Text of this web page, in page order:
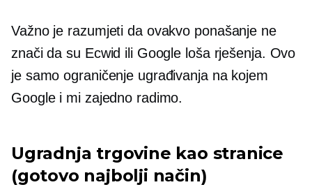
Važno je razumjeti da ovakvo ponašanje ne
znači da su Ecwid ili Google loša rješenja. Ovo
je samo ograničenje ugrađivanja na kojem
Google i mi zajedno radimo.
Ugradnja trgovine kao stranice
(gotovo najbolji način)